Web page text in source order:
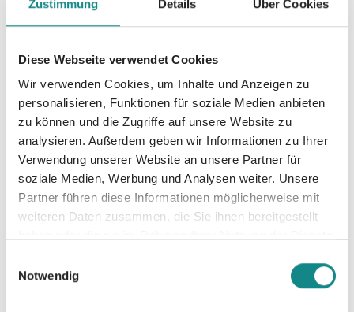
Zustimmung Details Über Cookies
Diese Webseite verwendet Cookies
Wir verwenden Cookies, um Inhalte und Anzeigen zu
personalisieren, Funktionen für soziale Medien anbieten
zu können und die Zugriffe auf unsere Website zu
analysieren. Außerdem geben wir Informationen zu Ihrer
Verwendung unserer Website an unsere Partner für
soziale Medien, Werbung und Analysen weiter. Unsere
Partner führen diese Informationen möglicherweise mit
weiteren Daten zusammen, die Sie ihnen bereitgestellt
Notwendig
Lass dich in eine märchenhaft e
Abenteuerwelt entführen mit Prinzen,
Zwergen und bösen Hexen. Bestimmt ist
dabei, welches dieses Buch zu einem echten
Schatz im Bücherregal macht.
Produktdetails: - Stabiles Hardcover - 316
hochwertige Innenseiten - Größe: DIN A5